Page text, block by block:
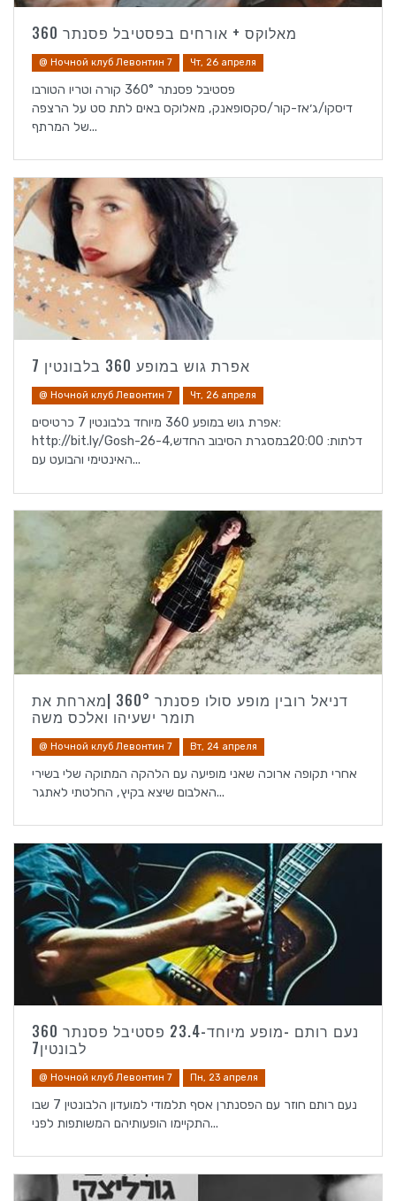
מאלוקס + אורחים בפסטיבל פסנתר 360
@ Ночной клуб Левонтин 7 Чт, 26 апреля
פסטיבל פסנתר 360° קורה וטריו הטורבו
דיסקו/ג׳אז-קור/סקסופאנק, מאלוקס באים לתת סט על הרצפה
של המרתף...
אפרת גוש במופע 360 בלבונטין 7
@ Ночной клуб Левонтин 7 Чт, 26 апреля
אפרת גוש במופע 360 מיוחד בלבונטין 7 כרטיסים:
http://bit.ly/Gosh-26-4דלתות: 20:00במסגרת הסיבוב החדש,
האינטימי והבועט עם...
דניאל רובין מופע סולו פסנתר 360° |מארחת את
תומר ישעיהו ואלכס משה
@ Ночной клуб Левонтин 7 Вт, 24 апреля
אחרי תקופה ארוכה שאני מופיעה עם הלהקה המתוקה שלי בשירי
האלבום שיצא בקיץ, החלטתי לאתגר...
נעם רותם -מופע מיוחד-23.4 פסטיבל פסנתר 360
לבונטין7
@ Ночной клуб Левонтин 7 Пн, 23 апреля
נעם רותם חוזר עם הפסנתרן אסף תלמודי למועדון הלבונטין 7 שבו
התקיימו הופעותיהם המשותפות לפני...